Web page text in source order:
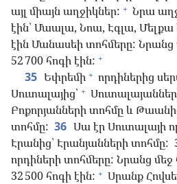
այլ միայն աղջիկներ: + Նրա
էին՝ Մաալա, Նոա, Էգլա,
էին Մանասեի տոհմերը:
52 700 հոգի էին: +
35 Եփրեմի + որդիներից
Սուտալայից՝ +
Բոքորյանների տոհմը և
տոհմը: 36 Սա էր Սուտալայի
Էրանից՝ Էրանյանների տոհմը:
որդիների տոհմերը: Նրանց
32 500 հոգի էին: + Սրանք